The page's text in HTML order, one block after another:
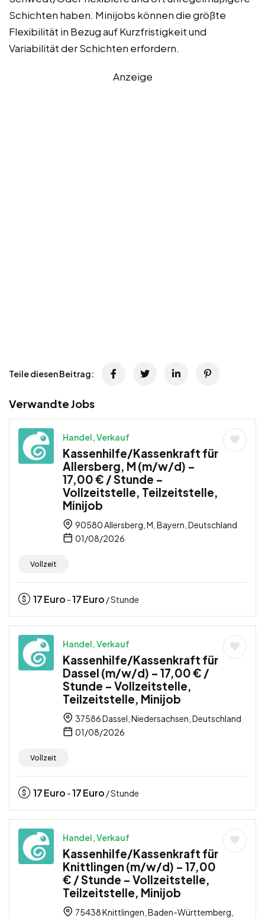
Schichten haben. Minijobs können die größte
Flexibilität in Bezug auf Kurzfristigkeit und
Variabilität der Schichten erfordern.
Anzeige
Teile diesen Beitrag:
Verwandte Jobs
Handel, Verkauf
Kassenhilfe/Kassenkraft für
Allersberg, M (m/w/d) –
17,00 € / Stunde –
Vollzeitstelle, Teilzeitstelle,
Minijob
90580 Allersberg, M, Bayern, Deutschland
01/08/2026
Vollzeit
17Euro -17Euro / Stunde
Handel, Verkauf
Kassenhilfe/Kassenkraft für
Dassel (m/w/d) – 17,00 € /
Stunde – Vollzeitstelle,
Teilzeitstelle, Minijob
37586 Dassel, Niedersachsen, Deutschland
01/08/2026
Vollzeit
17Euro -17Euro / Stunde
Handel, Verkauf
Kassenhilfe/Kassenkraft für
Knittlingen (m/w/d) – 17,00
€ / Stunde – Vollzeitstelle,
Teilzeitstelle, Minijob
75438 Knittlingen, Baden-Württemberg,